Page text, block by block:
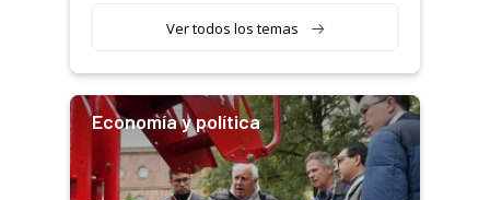
Ver todos los temas
Economía y política